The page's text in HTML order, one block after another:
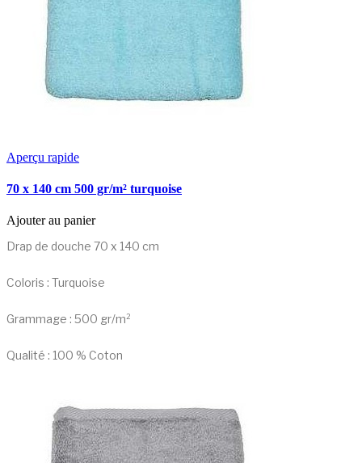
Aperçu rapide
70 x 140 cm 500 gr/m² turquoise
Ajouter au panier
Drap de douche 70 x 140 cm
Coloris : Turquoise
Grammage : 500 gr/m²
Qualité : 100 % Coton